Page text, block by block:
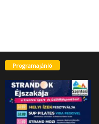
Programajánló